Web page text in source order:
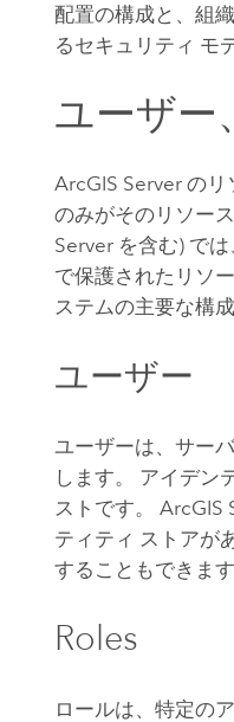
配置の構成と、組
るセキュリティ モ
ユーザー
ArcGIS Server のリ
のみがそのリソー
Server を含む) で
で保護されたリソ
ステムの主要な構
ユーザー
ユーザーは、サー
します。 アイデン
ストです。ArcGIS
ティティ ストアが
することもできます
Roles
ロールは、特定の